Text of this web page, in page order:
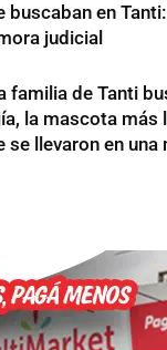
buscaban en
judicial
familia de Tanti
la mascota más
se llevaron en una